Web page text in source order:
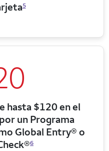
5
hasta $120 en el
un Programa
Global Entry® o
6